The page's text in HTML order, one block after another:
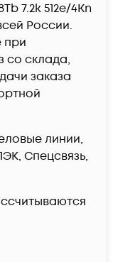
7.2k 512e/4Kn
России.
при
со склада,
заказа
линии,
Спецсвязь,